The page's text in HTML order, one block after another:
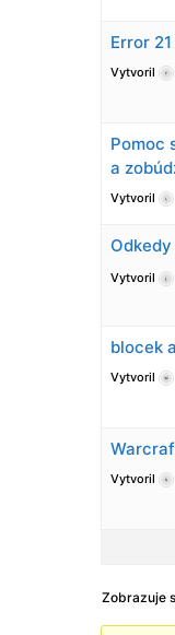
Error 21
Vytvoril
Pomoc
a
Vytvoril
Vytvoril
blocek
Vytvoril
Vytvoril
Zobrazuje